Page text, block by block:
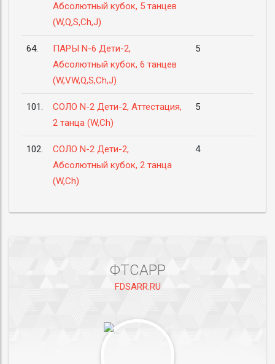
Абсолютный кубок, 5 танцев
(W,Q,S,Ch,J)
64.
ПАРЫ N-6 Дети-2,
Абсолютный кубок, 6 танцев
(W,VW,Q,S,Ch,J)
5
101.
СОЛО N-2 Дети-2, Аттестация,
2 танца (W,Ch)
5
102.
СОЛО N-2 Дети-2,
Абсолютный кубок, 2 танца
(W,Ch)
4
ФТСАРР
FDSARR.RU